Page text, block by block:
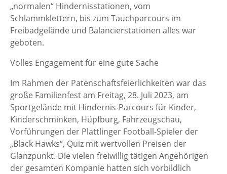
„normalen“ Hindernisstationen, vom
Schlammklettern, bis zum Tauchparcours im
Freibadgelände und Balancierstationen alles war
geboten.
Volles Engagement für eine gute Sache
Im Rahmen der Patenschaftsfeierlichkeiten war das
große Familienfest am Freitag, 28. Juli 2023, am
Sportgelände mit Hindernis-Parcours für Kinder,
Kinderschminken, Hüpfburg, Fahrzeugschau,
Vorführungen der Plattlinger Football-Spieler der
„Black Hawks“, Quiz mit wertvollen Preisen der
Glanzpunkt. Die vielen freiwillig tätigen Angehörigen
der gesamten Kompanie hatten sich vorbildlich